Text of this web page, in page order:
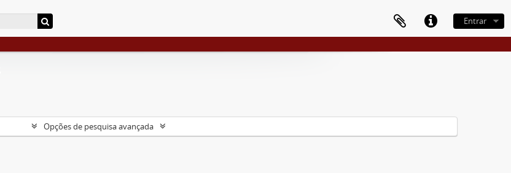
Entrar
Opções de pesquisa avançada